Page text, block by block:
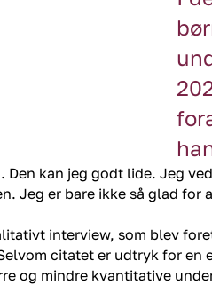
Den kan jeg godt lide. Jeg
Jeg er bare ikke så glad for
interview, som blev
citatet er udtryk for
og mindre kvantitative